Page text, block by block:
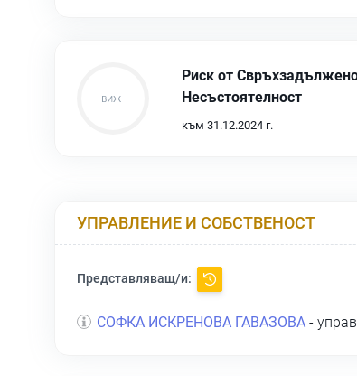
Риск от
Несъстоятелност
към 31.12.2024 г.
УПРАВЛЕНИЕ И СОБСТВЕНОСТ
Представляващ/и:
СОФКА ИСКРЕНОВА ГАВАЗОВА -